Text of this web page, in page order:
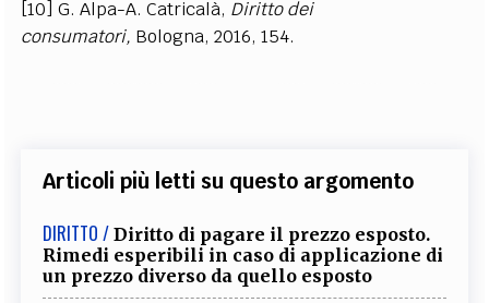
[10] G. Alpa-A. Catricalà, Diritto dei
consumatori, Bologna, 2016, 154.
Articoli più letti su questo argomento
DIRITTO / Diritto di pagare il prezzo esposto.
Rimedi esperibili in caso di applicazione di
un prezzo diverso da quello esposto